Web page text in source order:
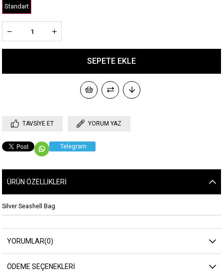
Standart
TAVSIYE ET YORUM YAZ
Telegram
ÜRÜN ÖZELLIKLERI
Silver Seashell Bag
YORUMLAR(0)
ÖDEME SEÇENEKLERI